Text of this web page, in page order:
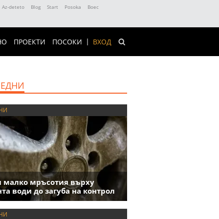
Az-deteto Blog Start Posoka
Boec
ВХОД
ПРОЕКТИ ПОСОКИ
малко мръсотия върху
води до загуба на контрол